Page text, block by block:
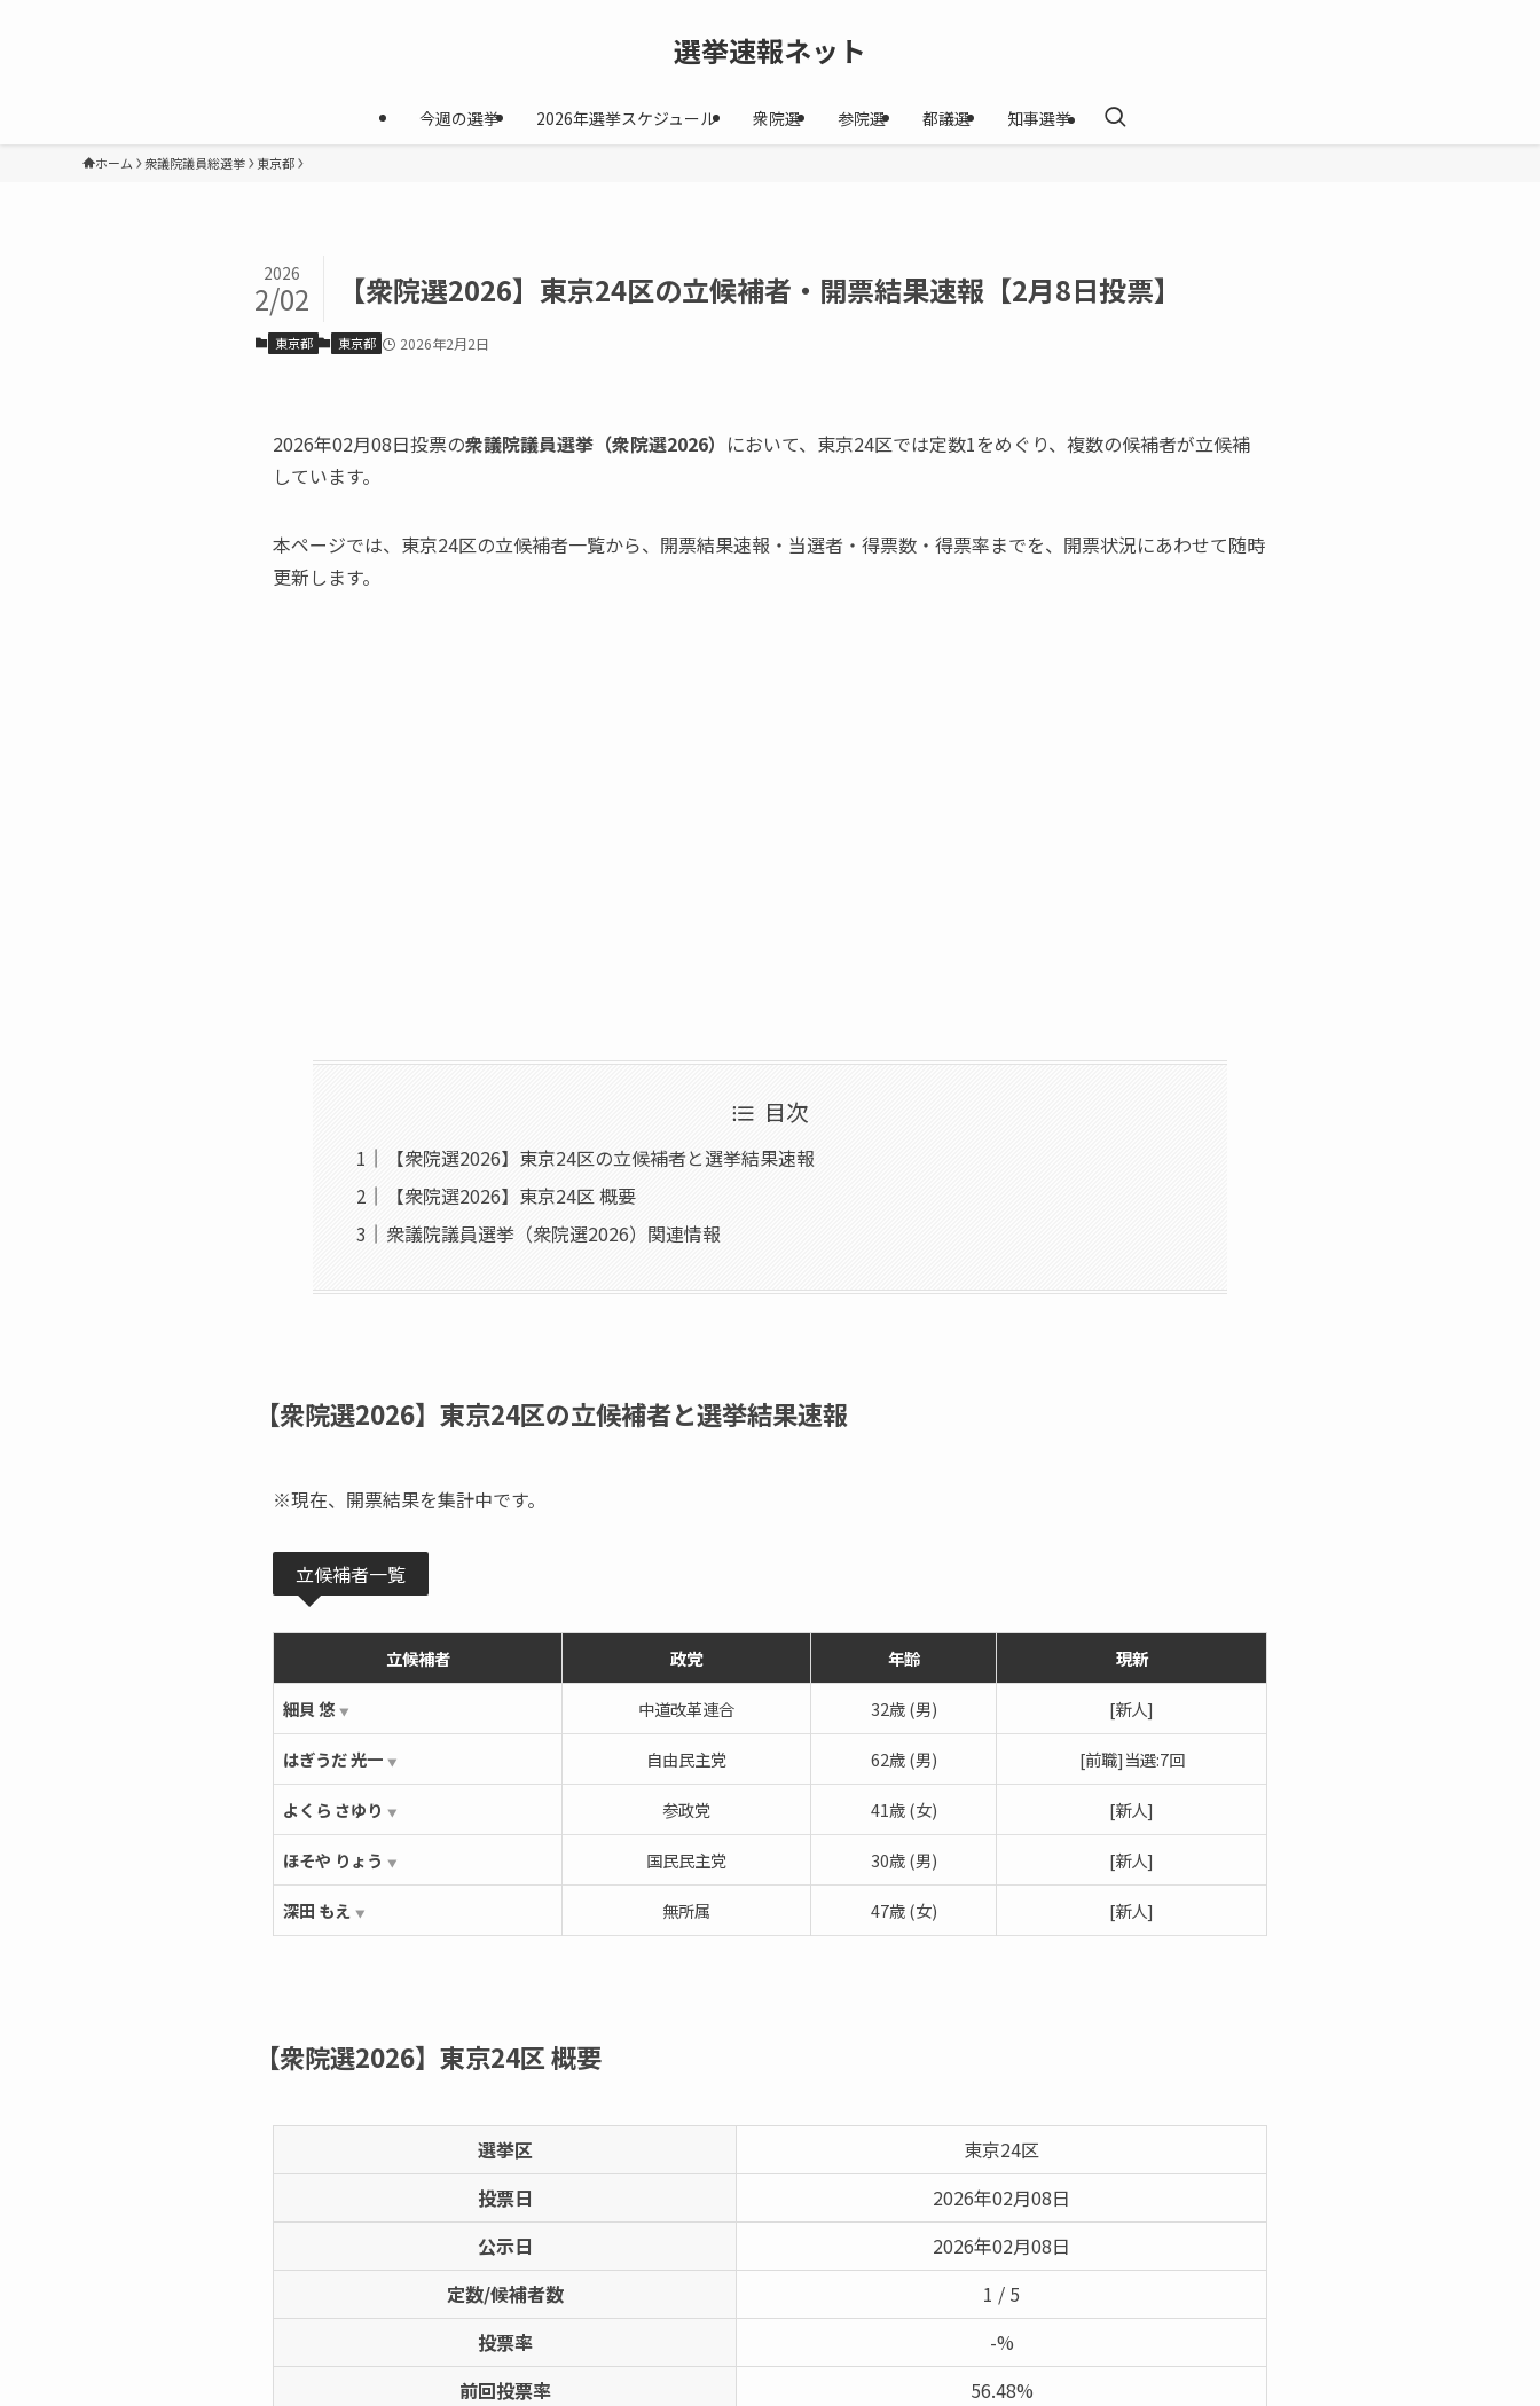
選挙速報ネット
今週の選挙 2026年選挙スケジュール 衆院選 参院選 都議選 知事選挙
ホーム 衆議院議員総選挙 東京都
【衆院選2026】東京24区の立候補者・開票結果速報【2月8日投票】
2026
2/02
東京都 東京都 2026年2月2日
2026年02月08日投票の衆議院議員選挙（衆院選2026） において、東京24区では定数1をめぐり、複数の候補者が立候補
しています。
本ページでは、東京24区の立候補者一覧から、開票結果速報・当選者・得票数・得票率までを、開票状況にあわせて随時
更新します。
目次
【衆院選2026】東京24区の立候補者と選挙結果速報
【衆院選2026】東京24区 概要
衆議院議員選挙（衆院選2026）関連情報
【衆院選2026】東京24区の立候補者と選挙結果速報
※現在、開票結果を集計中です。
立候補者一覧
立候補者 政党 年齢 現新
細貝 悠 ▼ 中道改革連合 32歳 (男) [新人]
はぎうだ 光一 ▼ 自由民主党 62歳 (男) [前職]当選:7回
よくら さゆり ▼ 参政党 41歳 (女) [新人]
ほそや りょう ▼ 国民民主党 30歳 (男) [新人]
深田 もえ ▼ 無所属 47歳 (女) [新人]
【衆院選2026】東京24区概要
選挙区
東京24区
投票日
2026年02月08日
公示日
2026年02月08日
定数/候補者数
1 / 5
投票率
-%
前回投票率
56.48%